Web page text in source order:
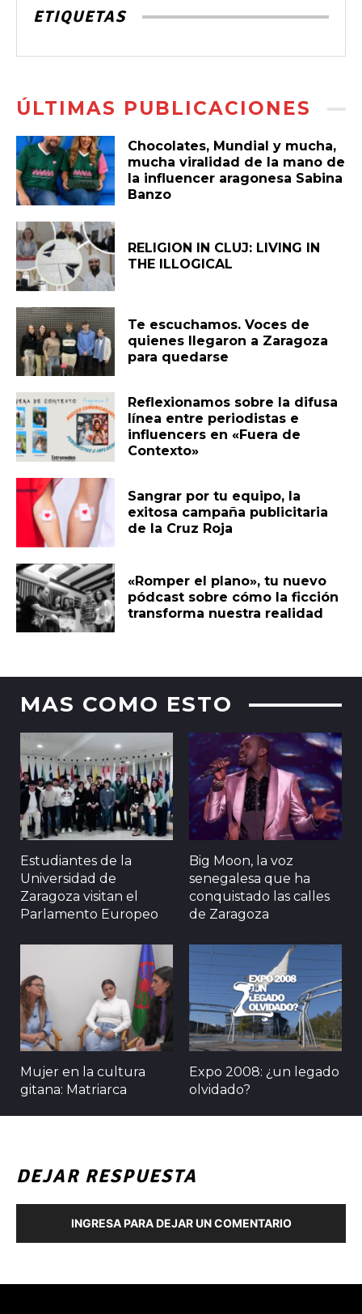
ETIQUETAS
ÚLTIMAS PUBLICACIONES
Chocolates, Mundial y mucha,
mucha viralidad de la mano de
la influencer aragonesa Sabina
Banzo
RELIGION IN CLUJ: LIVING IN
THE ILLOGICAL
Te escuchamos. Voces de
quienes llegaron a Zaragoza
para quedarse
Reflexionamos sobre la difusa
línea entre periodistas e
influencers en «Fuera de
Contexto»
Sangrar por tu equipo, la
exitosa campaña publicitaria
de la Cruz Roja
«Romper el plano», tu nuevo
pódcast sobre cómo la ficción
transforma nuestra realidad
MAS COMO ESTO
Estudiantes de la
Universidad de
Zaragoza visitan el
Parlamento Europeo
Big Moon, la voz
senegalesa que ha
conquistado las calles
de Zaragoza
Mujer en la cultura
gitana: Matriarca
Expo 2008: ¿un legado
olvidado?
DEJAR RESPUESTA
INGRESA PARA DEJAR UN COMENTARIO